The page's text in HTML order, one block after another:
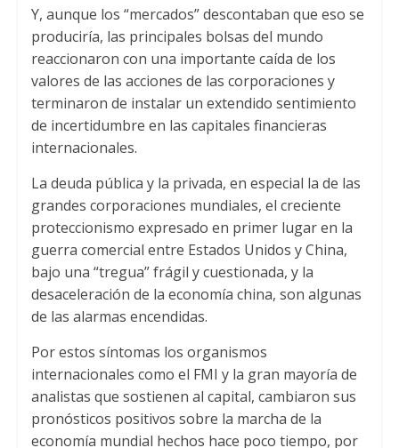
Y, aunque los “mercados” descontaban que eso se
produciría, las principales bolsas del mundo
reaccionaron con una importante caída de los
valores de las acciones de las corporaciones y
terminaron de instalar un extendido sentimiento
de incertidumbre en las capitales financieras
internacionales.
La deuda pública y la privada, en especial la de las
grandes corporaciones mundiales, el creciente
proteccionismo expresado en primer lugar en la
guerra comercial entre Estados Unidos y China,
bajo una “tregua” frágil y cuestionada, y la
desaceleración de la economía china, son algunas
de las alarmas encendidas.
Por estos síntomas los organismos
internacionales como el FMI y la gran mayoría de
analistas que sostienen al capital, cambiaron sus
pronósticos positivos sobre la marcha de la
economía mundial hechos hace poco tiempo, por